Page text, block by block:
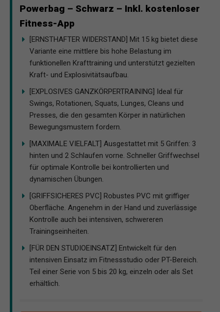
Powerbag – Schwarz – Inkl. kostenloser
Fitness-App
[ERNSTHAFTER WIDERSTAND] Mit 15 kg bietet diese
Variante eine mittlere bis hohe Belastung im
funktionellen Krafttraining und unterstützt gezielten
Kraft- und Explosivitätsaufbau.
[EXPLOSIVES GANZKÖRPERTRAINING] Ideal für
Swings, Rotationen, Squats, Lunges, Cleans und
Presses, die den gesamten Körper in natürlichen
Bewegungsmustern fordern.
[MAXIMALE VIELFALT] Ausgestattet mit 5 Griffen: 3
hinten und 2 Schlaufen vorne. Schneller Griffwechsel
für optimale Kontrolle bei kontrollierten und
dynamischen Übungen.
[GRIFFSICHERES PVC] Robustes PVC mit griffiger
Oberfläche. Angenehm in der Hand und zuverlässige
Kontrolle auch bei intensiven, schwereren
Trainingseinheiten.
[FÜR DEN STUDIOEINSATZ] Entwickelt für den
intensiven Einsatz im Fitnessstudio oder PT-Bereich.
Teil einer Serie von 5 bis 20 kg, einzeln oder als Set
erhältlich.